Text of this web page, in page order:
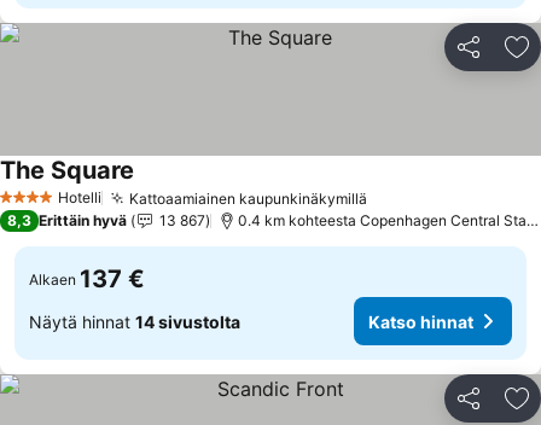
Jaa
4 Tähtiluokitus
Hotelli Kattoaamiainen kaupunkinäkymillä
The Square
8,3 Erittäin hyvä 13 867 0.4 km kohteesta Copenhagen Central Station
Alkaen 137 €
Näytä hinnat 14 sivustolta Katso hinnat
Jaa